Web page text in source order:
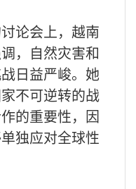
论会上，越南
，自然灾害和
日益严峻。她
不可逆转的战
的重要性，因
独应对全球性